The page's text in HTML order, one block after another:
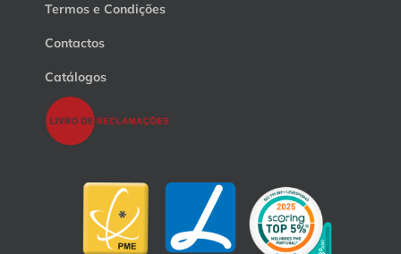
Termos e Condições
Contactos
Catálogos